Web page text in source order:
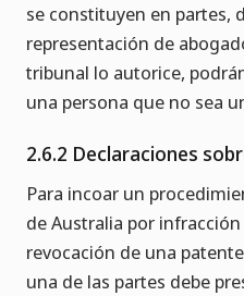
se constituyen en partes,
representación de
tribunal lo autorice,
una persona que no sea
2.6.2 Declaraciones
Para incoar un
de Australia por
revocación de una
una de las partes debe